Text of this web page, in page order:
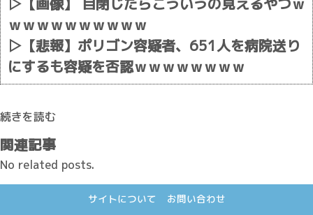
ｗｗｗｗｗｗｗｗｗｗ
▷ 【悲報】ポリゴン容疑者、651人を病院送り
にするも容疑を否認ｗｗｗｗｗｗｗｗ
続きを読む
関連記事
No related posts.
サイトについて お問い合わせ